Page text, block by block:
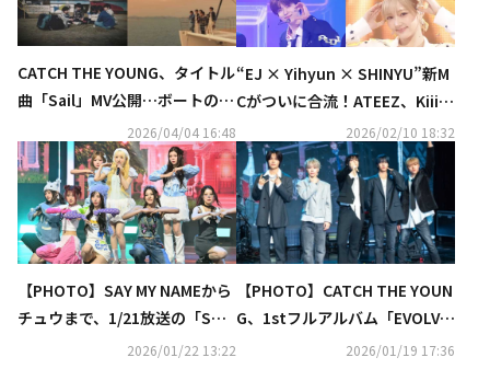
CATCH THE YOUNG、タイトル
曲「Sail」MV公開…ボートの上
で演奏する姿に注目2026/04/04 16:48
“EJ × Yihyun × SHINYU”新M
Cがついに合流！ATEEZ、KiiiKi
iiほか注目のアーティストも
続々と登場！『SBS人気歌謡』
最新回が 「Music K」にて日本
最速・独占配信中
2026/02/10 18:32
【PHOTO】SAY MY NAMEから
チュウまで、1/21放送の「SHO
W CHAMPION」に出演2026/01/22 13:22
【PHOTO】CATCH THE YOUN
G、1stフルアルバム「EVOLV
E」発売記念ショーケースを開
2026/01/19 17:36